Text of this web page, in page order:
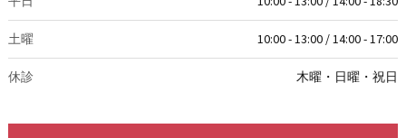
土曜 10:00 - 13:00 / 14:00 - 17:00
休診 木曜・日曜・祝日